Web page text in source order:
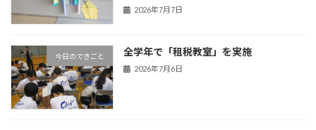
2026年7月7日
今日のできごと 全学年で「租税教室」を実施
2026年7月6日